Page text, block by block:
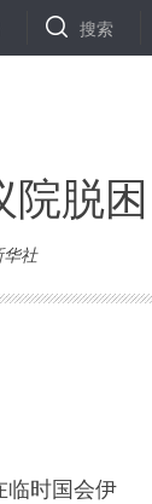
好弘扬——中央以
搜索
院脱困
华社
时国会伊